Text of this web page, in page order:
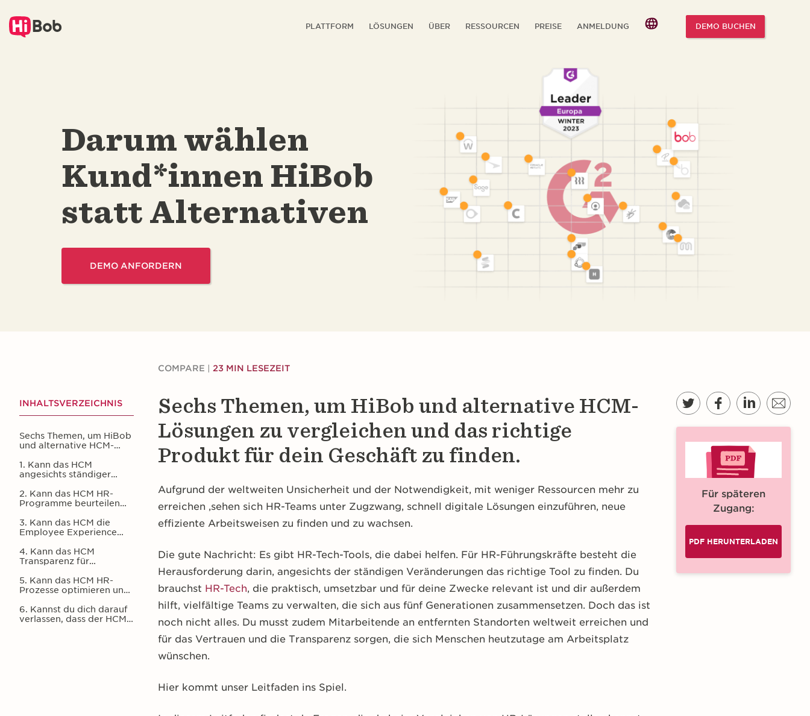
Hauptinhalt
springen
PLATTFORM LÖSUNGEN ÜBER RESSOURCEN PREISE ANMELDUNG DEMO BUCHEN
Darum wählen
Kund*innen HiBob
statt Alternativen
DEMO ANFORDERN
COMPARE 23 MIN LESEZEIT
INHALTSVERZEICHNIS
Sechs Themen, um HiBob
und alternative HCM-
und das richtige Produkt
für dein Geschäft zu
1. Kann das HCM
angesichts ständiger
flexible Strategie
fördern?
2. Kann das HCM HR-
Programme beurteilen
bessere Entscheidungen
liefern?
3. Kann das HCM die
Employee Experience
Mitarbeiter-Engagement
an jedem Ort sorgen?
4. Kann das HCM
Transparenz für
bieten?
5. Kann das HCM HR-
Prozesse optimieren und
Personalverantwortliche
reduzieren?
6. Kannst du dich darauf
verlassen, dass der HCM-
Sechs Themen, um HiBob und alternative HCM-
Lösungen zu vergleichen und das richtige
Produkt für dein Geschäft zu finden.
Aufgrund der weltweiten Unsicherheit und der Notwendigkeit, mit weniger Ressourcen mehr zu
erreichen ,sehen sich HR-Teams unter Zugzwang, schnell digitale Lösungen einzuführen, neue
effiziente Arbeitsweisen zu finden und zu wachsen.
Die gute Nachricht: Es gibt HR-Tech-Tools, die dabei helfen. Für HR-Führungskräfte besteht die
Herausforderung darin, angesichts der ständigen Veränderungen das richtige Tool zu finden. Du
brauchst HR-Tech, die praktisch, umsetzbar und für deine Zwecke relevant ist und dir außerdem
hilft, vielfältige Teams zu verwalten, die sich aus fünf Generationen zusammensetzen. Doch das ist
noch nicht alles. Du musst zudem Mitarbeitende an entfernten Standorten weltweit erreichen und
für das Vertrauen und die Transparenz sorgen, die sich Menschen heutzutage am Arbeitsplatz
wünschen.
Hier kommt unser Leitfaden ins Spiel.
Für späteren
Zugang:
PDF HERUNTERLADEN